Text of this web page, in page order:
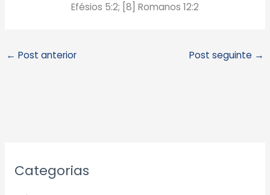
Efésios 5:2; [8] Romanos 12:2
← Post anterior Post seguinte →
Categorias
r